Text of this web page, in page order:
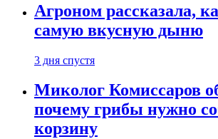
Агроном рассказала,
самую вкусную дыню
3 дня спустя
Миколог Комиссаров
почему грибы нужно
корзину